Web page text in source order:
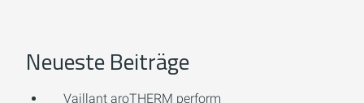
Neueste Beiträge
Vaillant aroTHERM perform